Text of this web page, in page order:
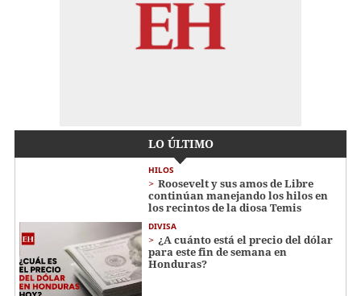
LO ÚLTIMO
HILOS
Roosevelt y sus amos de Libre
continúan manejando los hilos en
los recintos de la diosa Temis
DIVISA
¿A cuánto está el precio del dólar
para este fin de semana en
Honduras?